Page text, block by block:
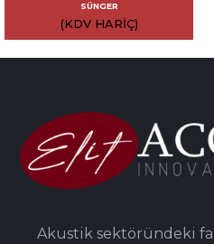
SÜNGER
(KDV HARIÇ)
Akustik sektöründeki